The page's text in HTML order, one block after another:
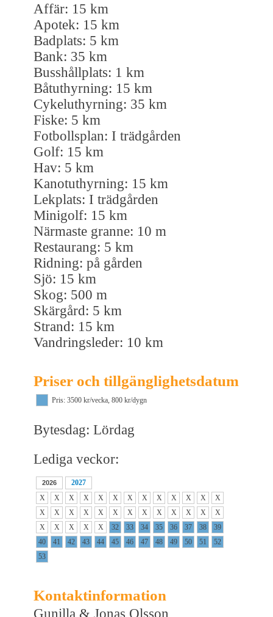
Affär: 15 km
Apotek: 15 km
Badplats: 5 km
Bank: 35 km
Busshållplats: 1 km
Båtuthyrning: 15 km
Cykeluthyrning: 35 km
Fiske: 5 km
Fotbollsplan: I trädgården
Golf: 15 km
Hav: 5 km
Kanotuthyrning: 15 km
Lekplats: I trädgården
Minigolf: 15 km
Närmaste granne: 10 m
Restaurang: 5 km
Ridning: på gården
Sjö: 15 km
Skog: 500 m
Skärgård: 5 km
Strand: 15 km
Vandringsleder: 10 km
Priser och tillgänglighetsdatum
Pris: 3500 kr/vecka, 800 kr/dygn
Bytesdag: Lördag
Lediga veckor:
2026
2027
X
X X X X X X X X X X X
X
X
X X X X X X X X X X X
X
X
X X X X 32 33 34 35 36 37 38
39
40
41 42 43 44 45 46 47 48 49 50 51
52
53
Kontaktinformation
Gunilla & Jonas Olsson